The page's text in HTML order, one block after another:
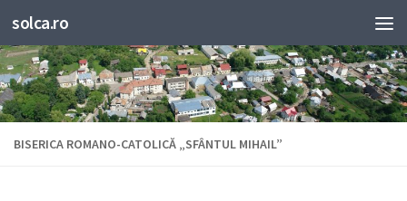
solca.ro
BISERICA ROMANO-CATOLICĂ „SFÂNTUL MIHAIL”